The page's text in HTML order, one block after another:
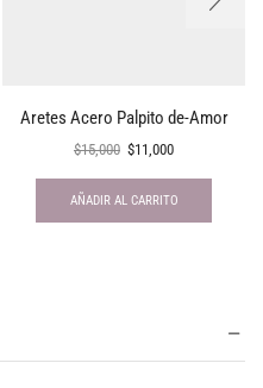
Aretes Acero Palpito de-Amor
$15,000 $11,000
AÑADIR AL CARRITO